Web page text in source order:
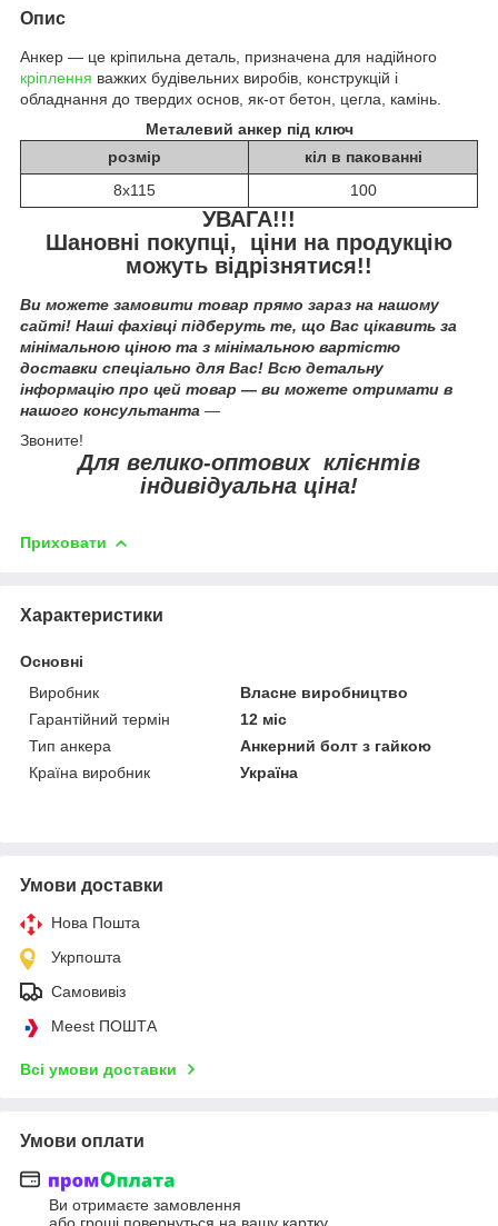
Опис
Анкер — це кріпильна деталь, призначена для надійного
кріплення важких будівельних виробів, конструкцій і
обладнання до твердих основ, як-от бетон, цегла, камінь.
розмір кіл в пакованні
Металевий анкер під ключ
8х115 100
УВАГА!!!
Шановні покупці, ціни на продукцію
можуть відрізнятися!!
Ви можете замовити товар прямо зараз на нашому
сайті! Наші фахівці підберуть те, що Вас цікавить за
мінімальною ціною та з мінімальною вартістю
доставки спеціально для Вас! Всю детальну
інформацію про цей товар — ви можете отримати в
нашого консультанта —
Звоните!
Для велико-оптових клієнтів
індивідуальна ціна!
Приховати
Характеристики
Основні
Виробник
Власне виробництво
Гарантійний термін
12 міс
Тип анкера
Анкерний болт з гайкою
Країна виробник
Україна
Умови доставки
Нова Пошта
Укрпошта
Самовивіз
Meest ПОШТА
Всі умови доставки
Умови оплати
Ви отримаєте замовлення